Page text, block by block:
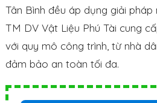
Tân Bình đều áp dụng giải
TM DV Vật Liệu Phú Tài cung
với quy mô công trình, từ nhà
đảm bảo an toàn tối đa.